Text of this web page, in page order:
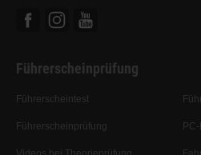
Führerscheinprüfung
Führerscheintest
Führerscheinprüfung